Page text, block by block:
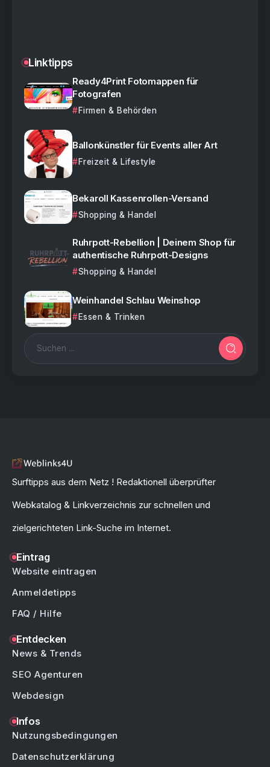
Linktipps
Ready4Print Fotomappen für
Fotografen
Firmen & Behörden
Ballonkünstler für Events aller Art
Freizeit & Lifestyle
Bekaroll Kassenrollen-Versand
Shopping & Handel
Ruhrpott-Rebellion | Deinem Shop für
authentische Ruhrpott-Designs
Shopping & Handel
Weinhandel Schlau Weinshop
Essen & Trinken
Surftipps aus dem Netz ! Redaktionell überprüfter
Webkatalog & Linkverzeichnis zur schnellen und
zielgerichteten Link-Suche im Internet.
Eintrag
Website eintragen
Anmeldetipps
FAQ / Hilfe
Entdecken
News & Trends
SEO Agenturen
Webdesign
Infos
Nutzungsbedingungen
Datenschutzerklärung